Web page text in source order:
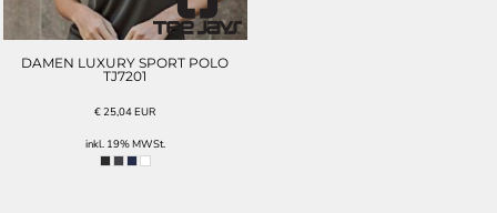
DAMEN LUXURY SPORT POLO
TJ7201
€25,04EUR
inkl. 19% MWSt.